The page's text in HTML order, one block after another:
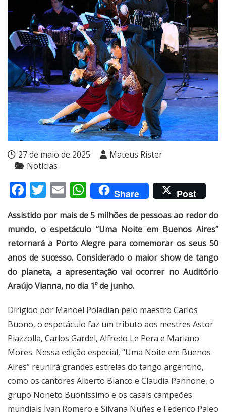
27 de maio de 2025
Mateus Rister
Notícias
Facebook
Twitter
EmailWhatsApp
Share Post
Assistido por mais de 5 milhões de pessoas ao redor do
mundo, o espetáculo “Uma Noite em Buenos Aires”
retornará a Porto Alegre para comemorar os seus 50
anos de sucesso. Considerado o maior show de tango
do planeta, a apresentação vai ocorrer no Auditório
Araújo Vianna, no dia 1º de junho.
Dirigido por Manoel Poladian pelo maestro Carlos
Buono, o espetáculo faz um tributo aos mestres Astor
Piazzolla, Carlos Gardel, Alfredo Le Pera e Mariano
Mores. Nessa edição especial, “Uma Noite em Buenos
Aires” reunirá grandes estrelas do tango argentino,
como os cantores Alberto Bianco e Claudia Pannone, o
grupo Noneto Buoníssimo e os casais campeões
mundiais Ivan Romero e Silvana Nuñes e Federico Paleo